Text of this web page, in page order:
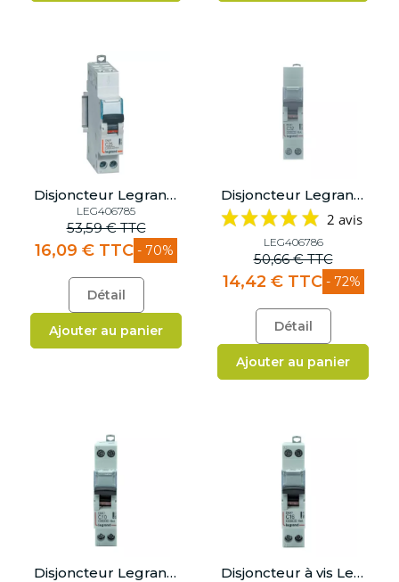
Disjoncteur Legrand 25A - Courbe C
LEG406785
53,59 € TTC
16,09 € TTC - 70%
Détail
Ajouter au panier
Disjoncteur Legrand DNX3 32A Borne Auto+Vis - Courbe C - 1 module - 406786
2 avis
LEG406786
50,66 € TTC
14,42 € TTC - 72%
Détail
Ajouter au panier
Disjoncteur Legrand 10A - Courbe C Disjoncteur à vis Legrand DNX3 16A Courbe C - 1 Module - 406774